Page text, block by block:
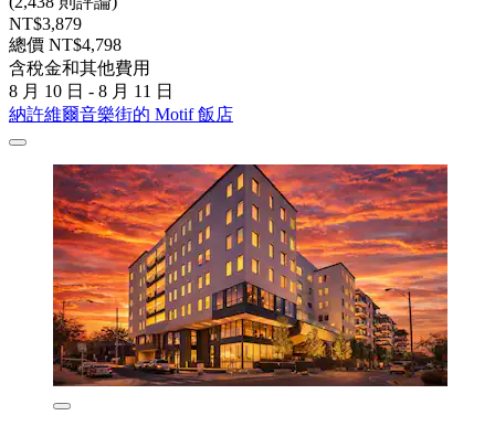
NT$3,879
總價 NT$4,798
含稅金和其他費用
8 月 10 日 - 8 月 11 日
納許維爾音樂街的 Motif 飯店